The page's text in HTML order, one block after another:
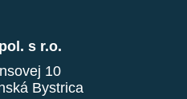
s r.o.
10
Bystrica